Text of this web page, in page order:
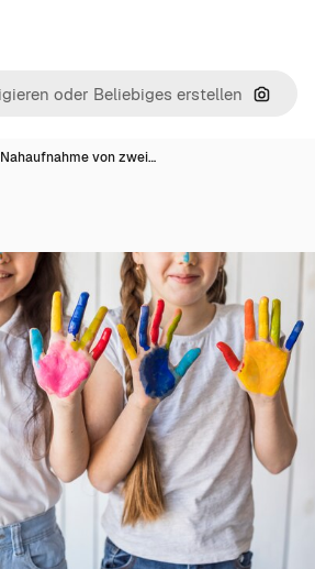
Nach
Nahaufnahme von zwei…